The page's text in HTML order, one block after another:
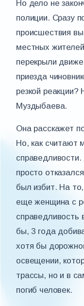
Но дело не
полиции. Сразу
происшествия
местных
перекрыли
приезда
резкой
Муздыбаева.
Она расскажет
Но, как считают
просто
был избит. На
еще женщина с
справедливость
бы, 3 года
хотя бы
освещении,
трассы, но и в
погиб человек.